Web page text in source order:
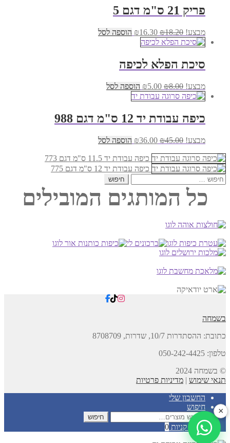
פריק 21 ס"מ דגם 5
מבצע! ₪18.20
המחיר
המקורי
היה:
₪18.20.
₪16.30
המחיר
₪16.30.
הוספה לסל
סיכת הפלא לכיפה
מבצע! ₪8.00
המחיר
המקורי
היה:
₪8.00.
₪5.00
המחיר
הנוכחי
הוא:
₪5.00.
הוספה לסל
כיפה עבודת יד 12 ס"מ דגם 988
מבצע! ₪45.00
המחיר
היה:
₪45.00.
₪36.00
המחיר
הוא:
₪36.00.
הוספה לסל
כיפה עבודת יד 11.5 ס"מ דגם 773
כיפה עבודת יד 12 ס"מ דגם 775
חיפוש:
כל המותגים המובילים
בשמחה
כתובת: ההסתדרות 10/7, שדרות,
8708709
טלפון: 050-242-4425
© בשמחה 2024
תנאי שימוש | מדיניות פרטיות
החשבון שלי
חיפוש
חיפוש
עבור:
חיפוש
עגלת קניות 0
×